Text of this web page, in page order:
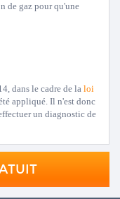
de gaz pour qu'une
dans le cadre de la loi
appliqué. Il n'est donc
un diagnostic de